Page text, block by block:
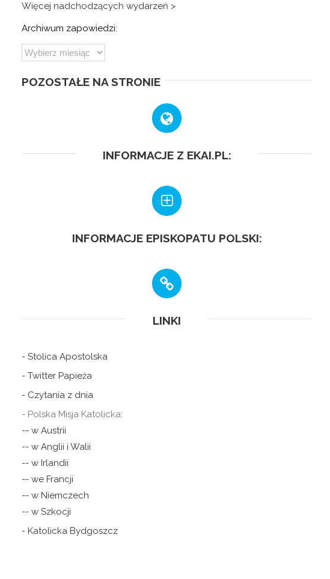
Więcej nadchodzących wydarzeń >
Archiwum zapowiedzi:
POZOSTAŁE NA STRONIE
INFORMACJE Z EKAI.PL:
INFORMACJE EPISKOPATU POLSKI:
LINKI
- Stolica Apostolska
- Twitter Papieża
- Czytania z dnia
- Polska Misja Katolicka:
-- w Austrii
-- w Anglii i Walii
-- w Irlandii
-- we Francji
-- w Niemczech
-- w Szkocji
- Katolicka Bydgoszcz